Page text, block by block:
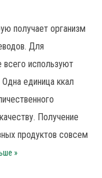
получает организм
Для
всего используют
единица ккал
Получение
продуктов совсем
»